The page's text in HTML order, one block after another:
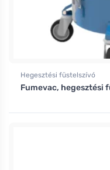
Hegesztési füstelszívó
Fumevac, hegesztési